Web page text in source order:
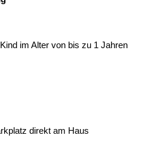
im Alter von bis zu 1 Jahren
direkt am Haus